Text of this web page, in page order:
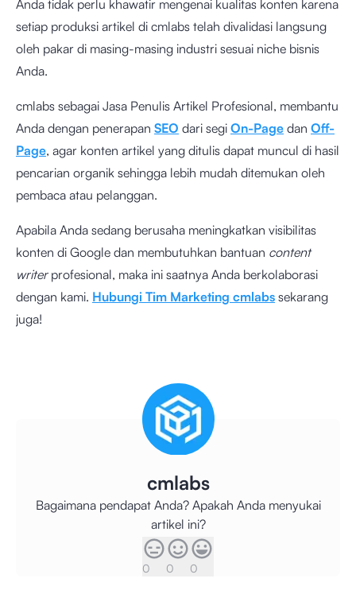
Anda tidak perlu khawatir mengenai kualitas konten karena
setiap produksi artikel di cmlabs telah divalidasi langsung
oleh pakar di masing-masing industri sesuai niche bisnis
Anda.
cmlabs sebagai Jasa Penulis Artikel Profesional, membantu
Anda dengan penerapan SEO dari segi On-Page dan Off-
Page, agar konten artikel yang ditulis dapat muncul di hasil
pencarian organik sehingga lebih mudah ditemukan oleh
pembaca atau pelanggan.
Apabila Anda sedang berusaha meningkatkan visibilitas
konten di Google dan membutuhkan bantuan content
writer profesional, maka ini saatnya Anda berkolaborasi
dengan kami. Hubungi Tim Marketing cmlabs sekarang
juga!
cmlabs
Bagaimana pendapat Anda? Apakah Anda menyukai
artikel ini?
0 0 0